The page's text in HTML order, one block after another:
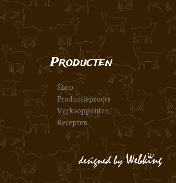
Producten
Shop
Productieproces
Verkooppunten
Recepten